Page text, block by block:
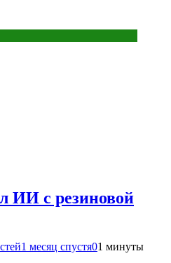
ИИ с резиновой
1 месяц спустя01 минуты